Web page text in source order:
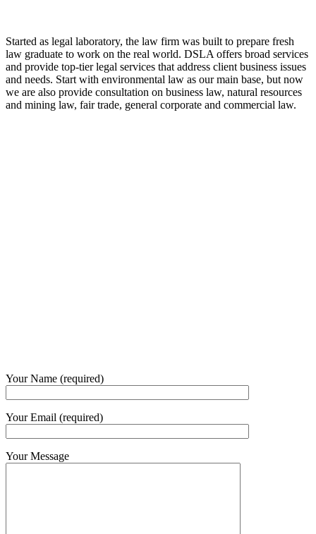
Started as legal laboratory, the law firm was built to prepare fresh
law graduate to work on the real world. DSLA offers broad services
and provide top-tier legal services that address client business issues
and needs. Start with environmental law as our main base, but now
we are also provide consultation on business law, natural resources
and mining law, fair trade, general corporate and commercial law.
Your Name (required)
Your Email (required)
Your Message